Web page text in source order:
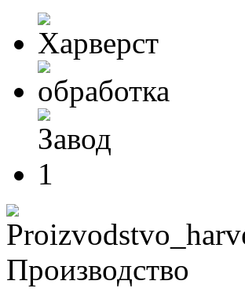
Производство